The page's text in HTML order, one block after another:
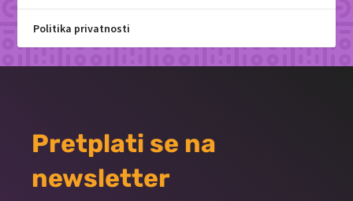
Politika privatnosti
Pretplati se na
newsletter